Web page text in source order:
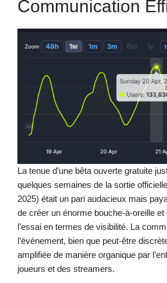
Communication
La tenue d’une bêta ouverte gratuite
quelques semaines de la sortie
2025) était un pari audacieux mais
de créer un énorme bouche-à-oreille
l’essai en termes de visibilité. La
l’événement, bien que peut-être
amplifiée de manière organique par
joueurs et des streamers.